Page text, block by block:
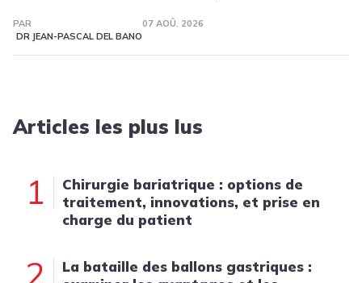
PAR
DR JEAN-PASCAL DEL BANO
07 AOÛ. 2026
Articles les plus lus
1
Chirurgie bariatrique : options de
traitement, innovations, et prise en
charge du patient
2
La bataille des ballons gastriques :